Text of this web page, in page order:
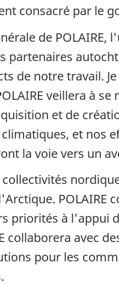
consacré par le
de
partenaires
de notre travail.
veillera à
et de
et nos
la voie vers un
POLAIRE
à l'appui
collaborera avec
pour les